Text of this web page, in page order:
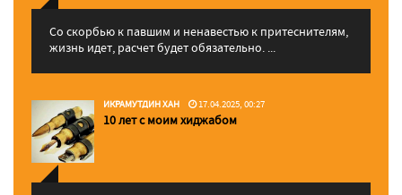
Со скорбью к павшим и ненавестью к притеснителям,
жизнь идет, расчет будет обязательно. ...
ИКРАМУТДИН ХАН 17.04.2025, 00:27
10 лет с моим хиджабом